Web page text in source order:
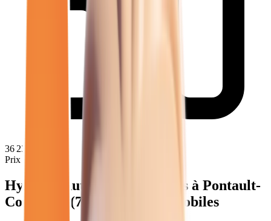
36 239
Prix moyen
Hyundai Automatique neuves à Pontault-
Combault
(77 ) - Atlas Automobiles